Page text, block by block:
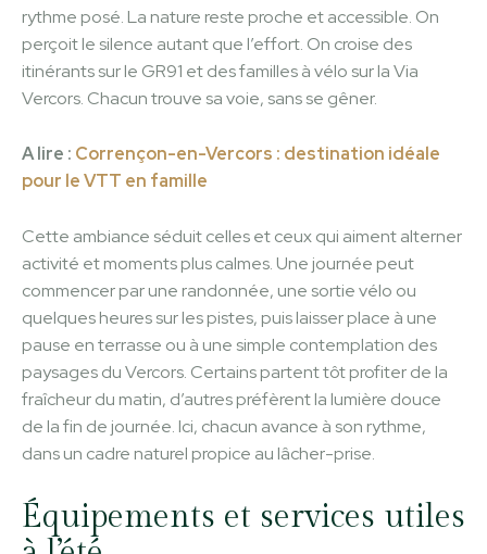
rythme posé. La nature reste proche et accessible. On
perçoit le silence autant que l’effort. On croise des
itinérants sur le GR91 et des familles à vélo sur la Via
Vercors. Chacun trouve sa voie, sans se gêner.
A lire : Corrençon-en-Vercors : destination idéale
pour le VTT en famille
Cette ambiance séduit celles et ceux qui aiment alterner
activité et moments plus calmes. Une journée peut
commencer par une randonnée, une sortie vélo ou
quelques heures sur les pistes, puis laisser place à une
pause en terrasse ou à une simple contemplation des
paysages du Vercors. Certains partent tôt profiter de la
fraîcheur du matin, d’autres préfèrent la lumière douce
de la fin de journée. Ici, chacun avance à son rythme,
dans un cadre naturel propice au lâcher-prise.
Équipements et services utiles